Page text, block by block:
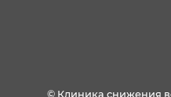
© Клиника снижения